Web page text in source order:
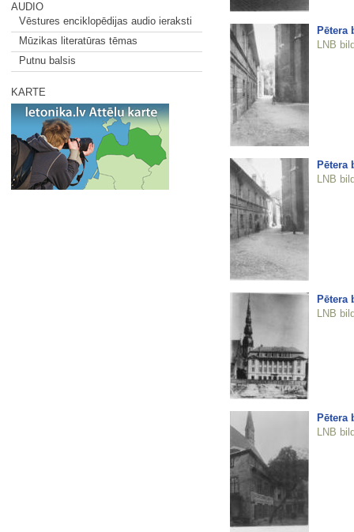
AUDIO
Vēstures enciklopēdijas audio ieraksti
Mūzikas literatūras tēmas
Putnu balsis
KARTE
Pētera
LNB
Pētera
LNB
Pētera
LNB
Pētera
LNB